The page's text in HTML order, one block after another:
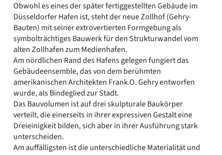
Impressum
Datenschutz
Suchbegriff eingeben
Obwohl es eines der später fertiggestellten Gebäude im
Düsseldorfer Hafen ist, steht der neue Zollhof (Gehry-
Bauten) mit seiner extrovertierten Formgebung als
symbolträchtiges Bauwerk für den Strukturwandel vom
alten Zollhafen zum Medienhafen.
Am nördlichen Rand des Hafens gelegen fungiert das
Gebäudeensemble, das von dem berühmten
amerikanischen Architekten Frank O. Gehry entworfen
wurde, als Bindeglied zur Stadt.
Das Bauvolumen ist auf drei skulpturale Baukörper
verteilt, die einerseits in ihrer expressiven Gestalt eine
Dreieinigkeit bilden, sich aber in ihrer Ausführung stark
unterscheiden.
Am auffälligsten ist die unterschiedliche Materialität und